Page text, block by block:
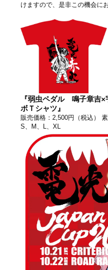
けますので、是非この機会に
『弱虫ペダル 鳴子章吉
ボＴシャツ』
販売価格：2,500円（税込）
S、M、L、XL